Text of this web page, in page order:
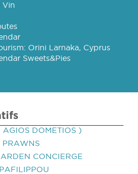
Vin
Orini Larnaka, Cyprus
Sweets&Pies
AGIOS DOMETIOS )
PRAWNS
CONCIERGE